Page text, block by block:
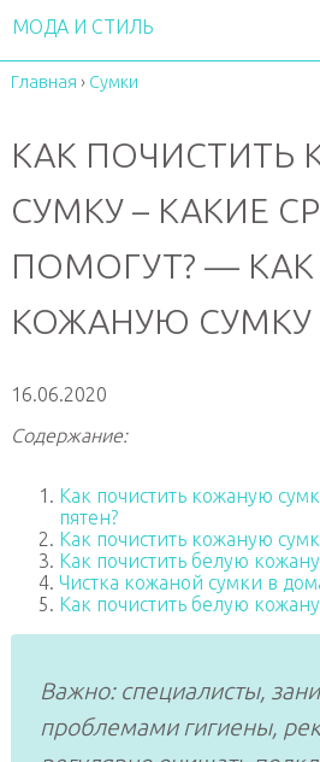
МОДА И СТИЛЬ
Главная › Сумки
КАК ПОЧИСТИТЬ
СУМКУ – КАКИЕ
ПОМОГУТ? —
КОЖАНУЮ СУМКУ
16.06.2020
Содержание:
Как почистить кожаную
пятен?
Как почистить кожаную
Как почистить белую
Чистка кожаной сумки в
Как почистить белую
Важно: специалисты,
проблемами гигиены,